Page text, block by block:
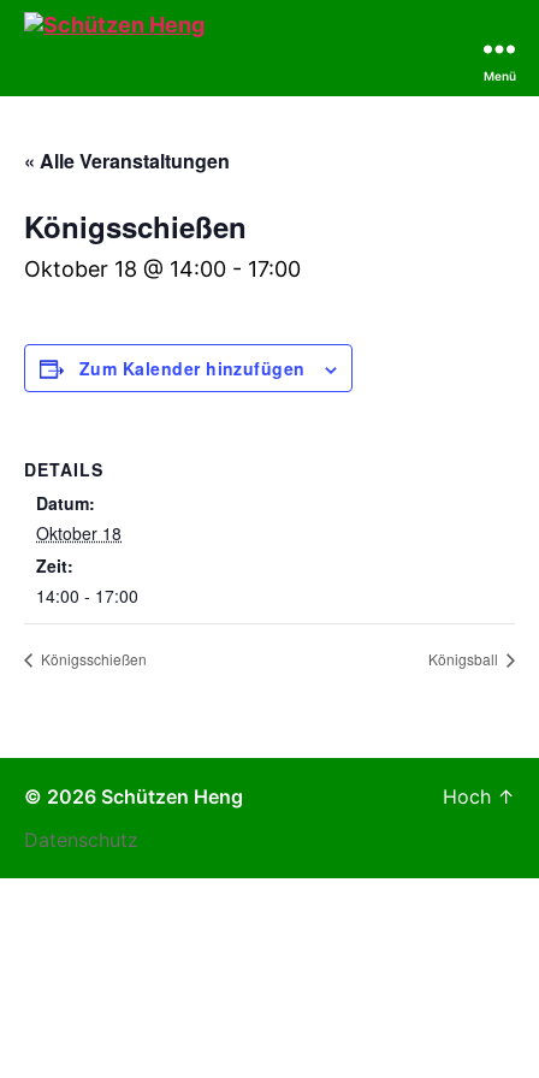
Schützen
Menü
« Alle Veranstaltungen
Königsschießen
Oktober 18 @ 14:00 - 17:00
Zum Kalender hinzufügen
DETAILS
Datum:
Oktober 18
Zeit:
14:00 - 17:00
Königsschießen Königsball
© 2026 Schützen Heng
Datenschutz
Hoch ↑